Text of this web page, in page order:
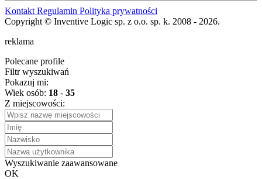
Kontakt Regulamin Polityka prywatności
Copyright © Inventive Logic sp. z o.o. sp. k. 2008 - 2026.
reklama
Polecane profile
Filtr wyszukiwań
Pokazuj mi:
Wiek osób: 18 - 35
Z miejscowości:
Wyszukiwanie zaawansowane
OK